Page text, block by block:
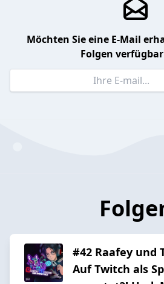
Möchten Sie eine E-Mail
Folgen
#42 Raafey und
Auf Twitch als